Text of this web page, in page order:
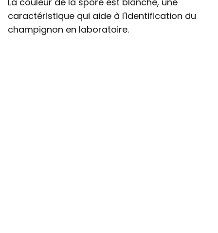
caractéristique qui aide à l'identification du
champignon en laboratoire.